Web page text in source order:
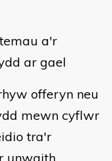
a'r
ar gael
offeryn neu
mewn cyflwr
tra'r